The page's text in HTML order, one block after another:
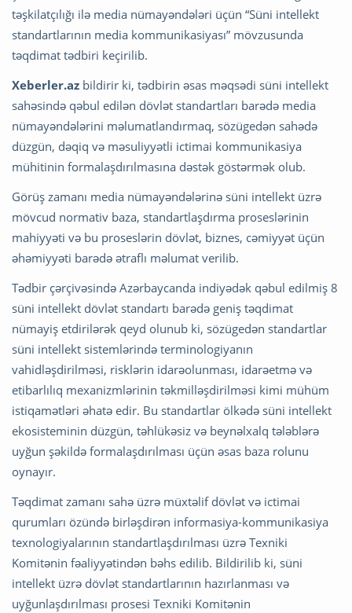
təşkilatçılığı ilə media nümayəndələri üçün “Süni intellekt
standartlarının media kommunikasiyası” mövzusunda
təqdimat tədbiri keçirilib.
Xeberler.az bildirir ki, tədbirin əsas məqsədi süni intellekt
sahəsində qəbul edilən dövlət standartları barədə media
nümayəndələrini məlumatlandırmaq, sözügedən sahədə
düzgün, dəqiq və məsuliyyətli ictimai kommunikasiya
mühitinin formalaşdırılmasına dəstək göstərmək olub.
Görüş zamanı media nümayəndələrinə süni intellekt üzrə
mövcud normativ baza, standartlaşdırma proseslərinin
mahiyyəti və bu proseslərin dövlət, biznes, cəmiyyət üçün
əhəmiyyəti barədə ətraflı məlumat verilib.
Tədbir çərçivəsində Azərbaycanda indiyədək qəbul edilmiş 8
süni intellekt dövlət standartı barədə geniş təqdimat
nümayiş etdirilərək qeyd olunub ki, sözügedən standartlar
süni intellekt sistemlərində terminologiyanın
vahidləşdirilməsi, risklərin idarəolunması, idarəetmə və
etibarlılıq mexanizmlərinin təkmilləşdirilməsi kimi mühüm
istiqamətləri əhatə edir. Bu standartlar ölkədə süni intellekt
ekosisteminin düzgün, təhlükəsiz və beynəlxalq tələblərə
uyğun şəkildə formalaşdırılması üçün əsas baza rolunu
oynayır.
Təqdimat zamanı sahə üzrə müxtəlif dövlət və ictimai
qurumları özündə birləşdirən informasiya-kommunikasiya
texnologiyalarının standartlaşdırılması üzrə Texniki
Komitənin fəaliyyətindən bəhs edilib. Bildirilib ki, süni
intellekt üzrə dövlət standartlarının hazırlanması və
uyğunlaşdırılması prosesi Texniki Komitənin